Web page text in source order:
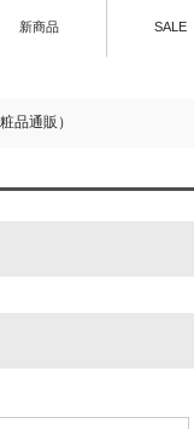
新商品 SALE
品通販）